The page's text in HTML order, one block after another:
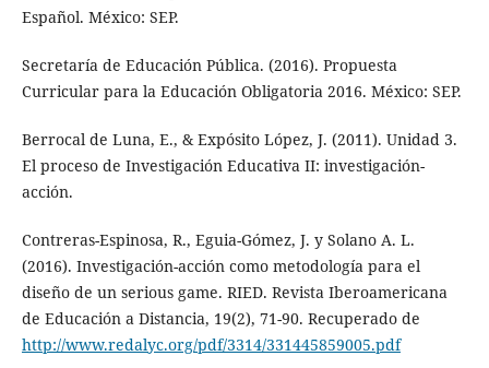
Español. México: SEP.
Secretaría de Educación Pública. (2016). Propuesta
Curricular para la Educación Obligatoria 2016. México: SEP.
Berrocal de Luna, E., & Expósito López, J. (2011). Unidad 3.
El proceso de Investigación Educativa II: investigación-
acción.
Contreras-Espinosa, R., Eguia-Gómez, J. y Solano A. L.
(2016). Investigación-acción como metodología para el
diseño de un serious game. RIED. Revista Iberoamericana
de Educación a Distancia, 19(2), 71-90. Recuperado de
http://www.redalyc.org/pdf/3314/331445859005.pdf